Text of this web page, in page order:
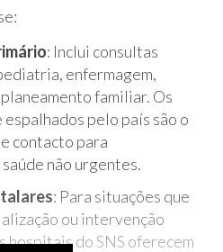
: Inclui consultas
enfermagem,
familiar. Os
pelo país são o
contacto para
não urgentes.
: Para situações que
ou intervenção
hospitais do SNS oferecem